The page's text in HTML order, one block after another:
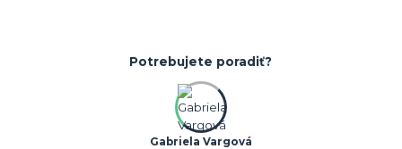
Potrebujete poradiť?
Gabriela Vargová